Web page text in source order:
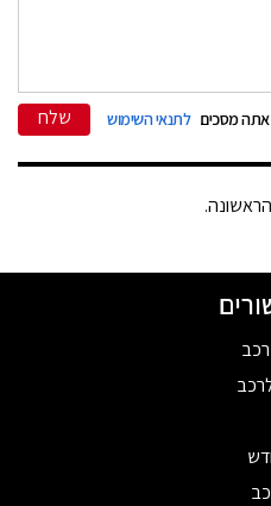
מסכים לתנאי השימוש שלח